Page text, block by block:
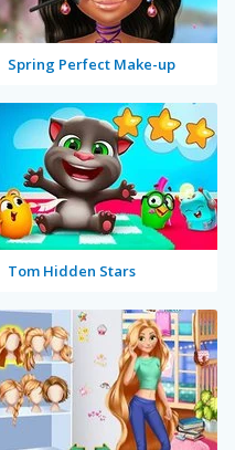
Spring Perfect Make-up
Tom Hidden Stars